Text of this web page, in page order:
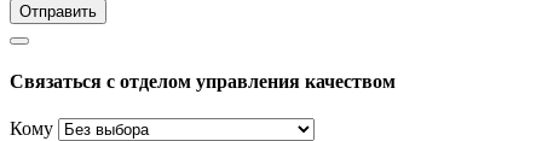
Связаться с отделом управления качеством
Кому